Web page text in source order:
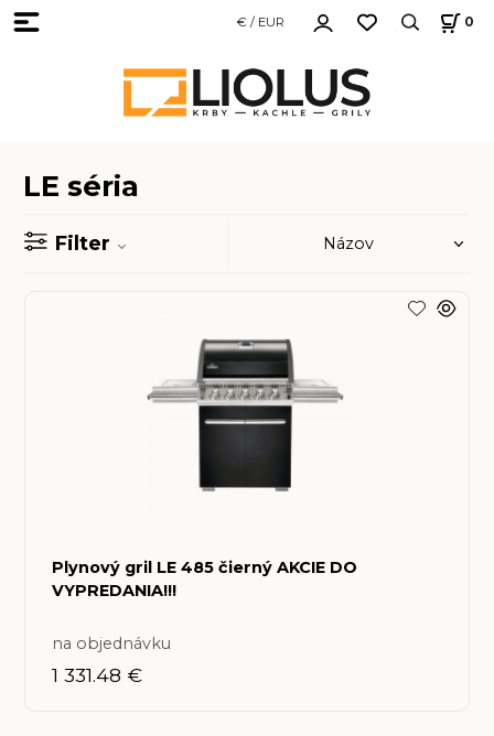
€ / EUR 0
LE séria
Filter
Plynový gril LE 485 čierný AKCIE DO
VYPREDANIA!!!
na objednávku
1 331.48 €